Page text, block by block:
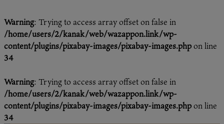
Warning: Trying to access array offset on false in
/home/users/2/kanak/web/wazappon.link/wp-
content/plugins/pixabay-images/pixabay-images.phpon line
34
Warning: Trying to access array offset on false in
/home/users/2/kanak/web/wazappon.link/wp-
content/plugins/pixabay-images/pixabay-images.phpon line
34